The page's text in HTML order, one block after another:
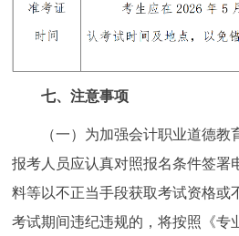
七、注意事项
（一）为加强会计职业道德教
报考人员应认真对照报名条件签署
料等以不正当手段获取考试资格或
考试期间违纪违规的，将按照《专